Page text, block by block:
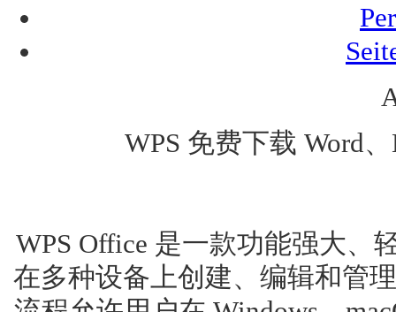
WPS 免费下载 Word
WPS Office 是一款功能强大、
在多种设备上创建、编辑和管